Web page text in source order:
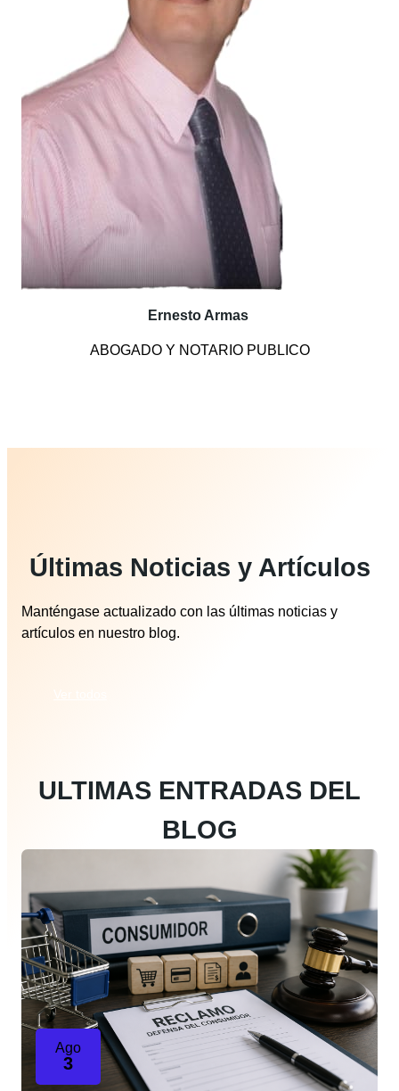
Ernesto Armas
ABOGADO Y NOTARIO PUBLICO
Últimas Noticias y Artículos
Manténgase actualizado con las últimas noticias y
artículos en nuestro blog.
ULTIMAS ENTRADAS DEL
BLOG
Ago
3